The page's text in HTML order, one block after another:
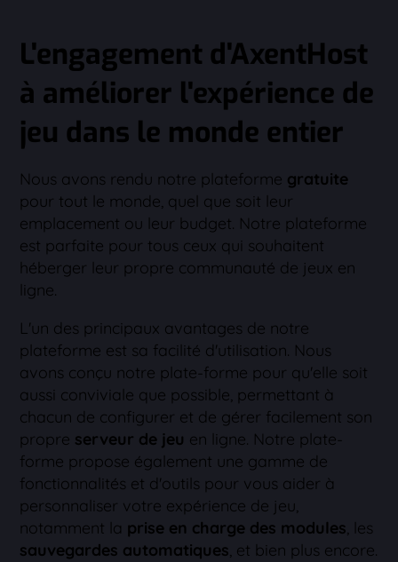
L'engagement d'AxentHost
à améliorer l'expérience de
jeu dans le monde entier
Nous avons rendu notre plateforme gratuite
pour tout le monde, quel que soit leur
emplacement ou leur budget. Notre plateforme
est parfaite pour tous ceux qui souhaitent
héberger leur propre communauté de jeux en
ligne.
L'un des principaux avantages de notre
plateforme est sa facilité d'utilisation. Nous
avons conçu notre plate-forme pour qu'elle soit
aussi conviviale que possible, permettant à
chacun de configurer et de gérer facilement son
propre serveur de jeu en ligne. Notre plate-
forme propose également une gamme de
fonctionnalités et d'outils pour vous aider à
personnaliser votre expérience de jeu,
notamment la prise en charge des modules, les
sauvegardes automatiques, et bien plus encore.